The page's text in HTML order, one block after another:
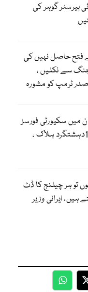
بیرسٹر گوہر کی
حاصل نہیں کی
جنگ سے نکلیں ،
ٹرمپ کو مشورہ
میں سکیورٹی فورسز
کی کارروائیاں ، 10دہشتگرد ہلاک ،
تو ہر چیلنج کا ڈٹ
ہیں، ایرانی وزیر